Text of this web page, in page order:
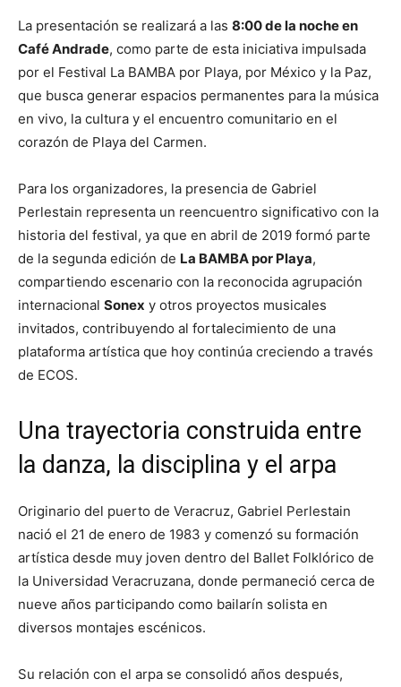
La presentación se realizará a las 8:00 de la noche en
Café Andrade, como parte de esta iniciativa impulsada
por el Festival La BAMBA por Playa, por México y la Paz,
que busca generar espacios permanentes para la música
en vivo, la cultura y el encuentro comunitario en el
corazón de Playa del Carmen.
Para los organizadores, la presencia de Gabriel
Perlestain representa un reencuentro significativo con la
historia del festival, ya que en abril de 2019 formó parte
de la segunda edición de La BAMBA por Playa,
compartiendo escenario con la reconocida agrupación
internacional Sonex y otros proyectos musicales
invitados, contribuyendo al fortalecimiento de una
plataforma artística que hoy continúa creciendo a través
de ECOS.
Una trayectoria construida entre
la danza, la disciplina y el arpa
Originario del puerto de Veracruz, Gabriel Perlestain
nació el 21 de enero de 1983 y comenzó su formación
artística desde muy joven dentro del Ballet Folklórico de
la Universidad Veracruzana, donde permaneció cerca de
nueve años participando como bailarín solista en
diversos montajes escénicos.
Su relación con el arpa se consolidó años después,